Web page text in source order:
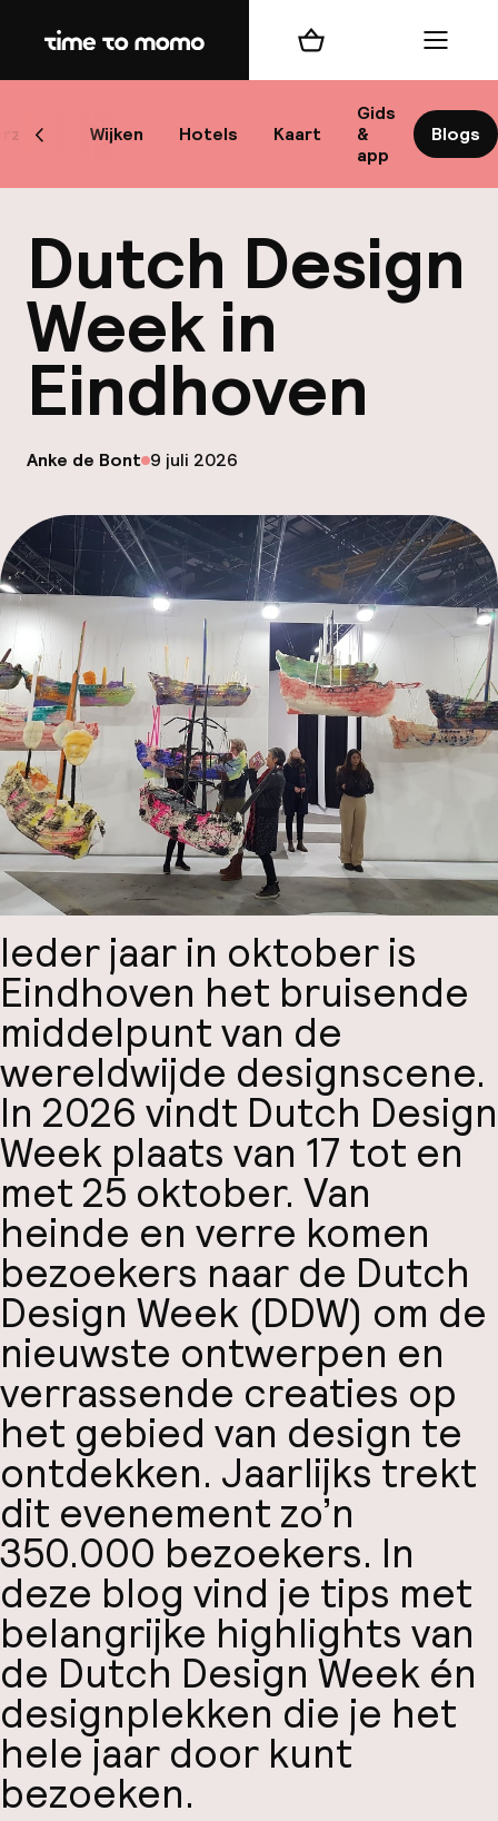
Home
Wijken Hotels Kaart
Gids
&
app
Blogs
Scroll naar links
Winkelmand Menu
Dutch Design
Week in
Eindhoven
Gepubliceerd door
Anke de Bont op
9 juli 2026
Ieder jaar in oktober is
Eindhoven het bruisende
middelpunt van de
wereldwijde designscene.
In 2026 vindt Dutch Design
Week plaats van 17 tot en
met 25 oktober. Van
heinde en verre komen
bezoekers naar de Dutch
Design Week (DDW) om de
nieuwste ontwerpen en
verrassende creaties op
het gebied van design te
ontdekken. Jaarlijks trekt
dit evenement zo’n
350.000 bezoekers. In
deze blog vind je tips met
belangrijke highlights van
de Dutch Design Week én
designplekken die je het
hele jaar door kunt
bezoeken.